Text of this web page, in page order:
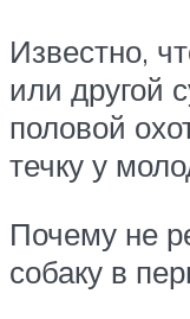
Известно,
или другой
половой
течку у
Почему не
собаку в